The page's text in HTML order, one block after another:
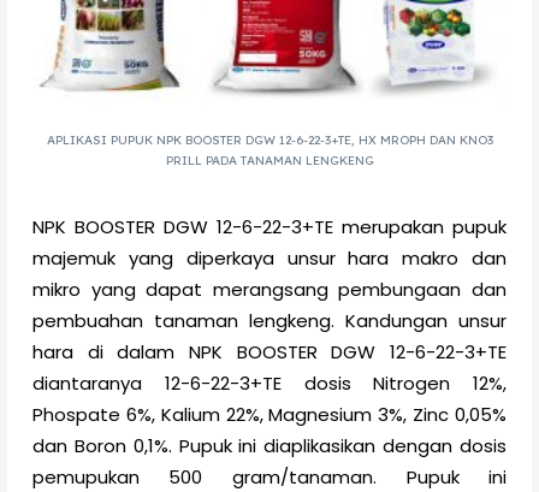
APLIKASI PUPUK NPK BOOSTER DGW 12-6-22-3+TE, HX MROPH DAN KNO3
PRILL PADA TANAMAN LENGKENG
NPK BOOSTER DGW 12-6-22-3+TE merupakan pupuk
majemuk yang diperkaya unsur hara makro dan
mikro yang dapat merangsang pembungaan dan
pembuahan tanaman lengkeng. Kandungan unsur
hara di dalam NPK BOOSTER DGW 12-6-22-3+TE
diantaranya 12-6-22-3+TE dosis Nitrogen 12%,
Phospate 6%, Kalium 22%, Magnesium 3%, Zinc 0,05%
dan Boron 0,1%. Pupuk ini diaplikasikan dengan dosis
pemupukan 500 gram/tanaman. Pupuk ini